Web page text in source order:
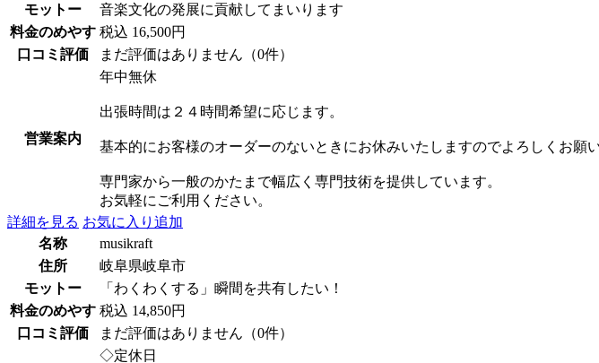
モットー
音楽文化の発展に貢献してまいります
料金のめやす 税込 16,500円
口コミ評価
まだ評価はありません（0件）
営業案内
年中無休
出張時間は２４時間希望に応じます。
基本的にお客様のオーダーのないときにお休みいたしますのでよろしくお願
専門家から一般のかたまで幅広く専門技術を提供しています。
お気軽にご利用ください。
詳細を見る お気に入り追加
名称
musikraft
住所
岐阜県岐阜市
モットー
「わくわくする」瞬間を共有したい！
料金のめやす 税込 14,850円
口コミ評価
まだ評価はありません（0件）
◇定休日